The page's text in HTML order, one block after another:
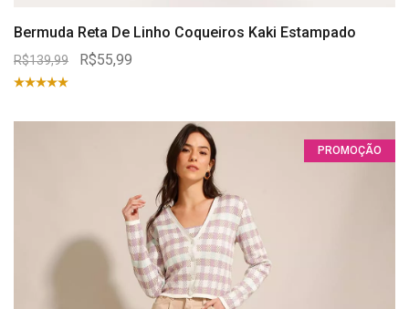
Bermuda Reta De Linho Coqueiros Kaki Estampado
R$139,99 R$55,99
PROMOÇÃO